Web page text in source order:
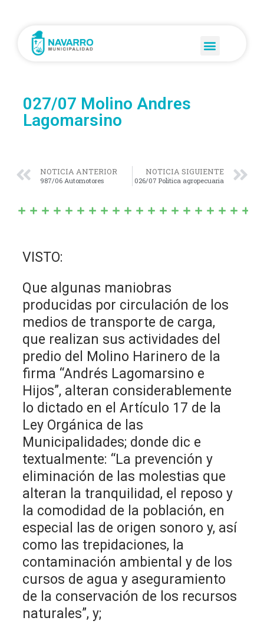
027/07 Molino Andres
Lagomarsino
NOTICIA ANTERIOR
987/06 Automotores
NOTICIA SIGUIENTE
026/07 Politica agropecuaria
VISTO:
Que algunas maniobras
producidas por circulación de los
medios de transporte de carga,
que realizan sus actividades del
predio del Molino Harinero de la
firma “Andrés Lagomarsino e
Hijos”, alteran considerablemente
lo dictado en el Artículo 17 de la
Ley Orgánica de las
Municipalidades; donde dic e
textualmente: “La prevención y
eliminación de las molestias que
alteran la tranquilidad, el reposo y
la comodidad de la población, en
especial las de origen sonoro y, así
como las trepidaciones, la
contaminación ambiental y de los
cursos de agua y aseguramiento
de la conservación de los recursos
naturales”, y;